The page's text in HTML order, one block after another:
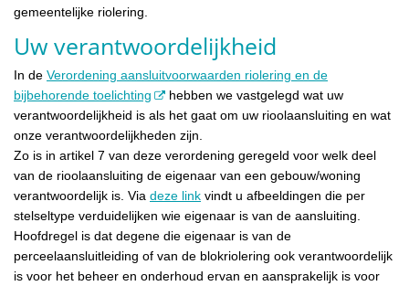
gemeentelijke riolering.
Uw verantwoordelijkheid
In de Verordening aansluitvoorwaarden riolering en de
bijbehorende toelichting
hebben we vastgelegd wat uw
verantwoordelijkheid is als het gaat om uw rioolaansluiting en wat
onze verantwoordelijkheden zijn.
Zo is in artikel 7 van deze verordening geregeld voor welk deel
van de rioolaansluiting de eigenaar van een gebouw/woning
verantwoordelijk is. Via deze link vindt u afbeeldingen die per
stelseltype verduidelijken wie eigenaar is van de aansluiting.
Hoofdregel is dat degene die eigenaar is van de
perceelaansluitleiding of van de blokriolering ook verantwoordelijk
is voor het beheer en onderhoud ervan en aansprakelijk is voor